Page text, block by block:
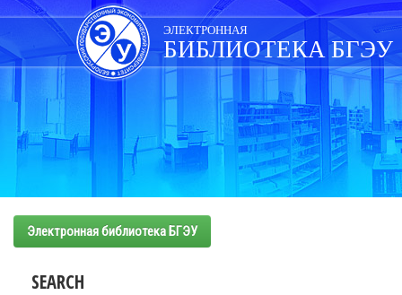
Skip
navigation
ЭЛЕКТРОННАЯ
БИБЛИОТЕКА БГЭУ
Электронная библиотека БГЭУ
SEARCH